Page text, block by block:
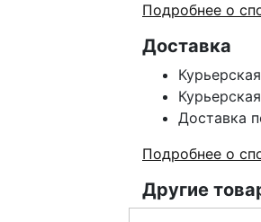
Подробнее о
Доставка
Доставка
Подробнее о
Другие